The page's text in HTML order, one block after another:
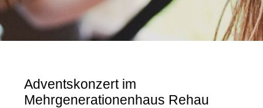
Adventskonzert im
Mehrgenerationenhaus Rehau